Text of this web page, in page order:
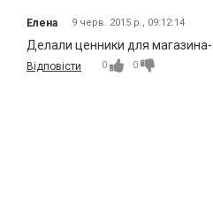
Елена 9 черв. 2015 р., 09:12:14
Делали ценники для
Відповісти 0 0